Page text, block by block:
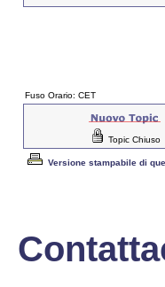
Fuso Orario: CET
Topic Chiuso
Versione stampabile di